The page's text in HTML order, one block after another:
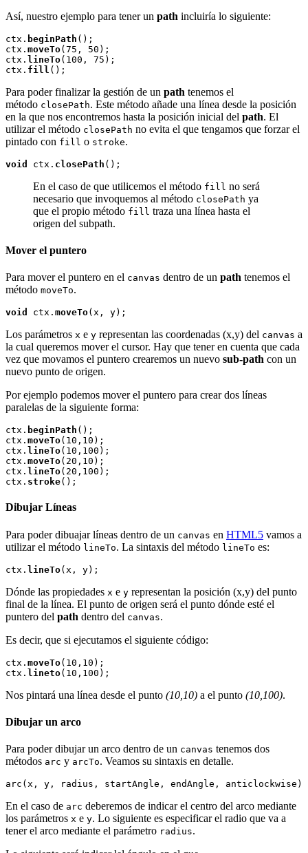
Así, nuestro ejemplo para tener un path incluiría lo siguiente:
ctx. beginPath ();
ctx. moveTo(75, 50);
ctx. lineTo(100, 75);
ctx. fill
Para poder finalizar la gestión de un path tenemos el
método closePath. Este método añade una línea desde la posición
en la que nos encontremos hasta la posición inicial del path. El
utilizar el método closePath no evita el que tengamos que forzar el
pintado con fill o stroke.
void ctx. closePath
En el caso de que utilicemos el método fill no será
necesario que invoquemos al método closePath ya
que el propio método fill traza una línea hasta el
origen del subpath.
Mover el puntero
Para mover el puntero en el canvas dentro de un path tenemos el
método moveTo.
void ctx. moveTo
Los parámetros x e y representan las coordenadas (x,y) del canvas a
la cual queremos mover el cursor. Hay que tener en cuenta que cada
vez que movamos el puntero crearemos un nuevo sub-path con un
nuevo punto de origen.
Por ejemplo podemos mover el puntero para crear dos líneas
paralelas de la siguiente forma:
ctx. beginPath ();
ctx. moveTo(10,10);
ctx. lineTo(10,100);
ctx. moveTo(20,10);
ctx. lineTo(20,100);
ctx. stroke
Dibujar Líneas
Para poder dibuajar líneas dentro de un canvas en HTML5 vamos a
utilizar el método lineTo. La sintaxis del método lineTo es:
ctx. lineTo
Dónde las propiedades x e y representan la posición (x,y) del punto
final de la línea. El punto de origen será el punto dónde esté el
puntero del path dentro del canvas.
Es decir, que si ejecutamos el siguiente código:
ctx. moveTo(10,10);
ctx. lineto
Nos pintará una línea desde el punto (10,10) a el punto (10,100).
Dibujar un arco
Para poder dibujar un arco dentro de un canvas tenemos dos
métodos arc y arcTo. Veamos su sintaxis en detalle.
En el caso de arc deberemos de indicar el centro del arco mediante
los parámetros x e y. Lo siguiente es especificar el radio que va a
tener el arco mediante el parámetro radius.